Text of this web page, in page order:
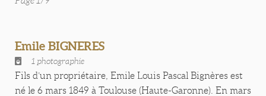
Emile BIGNERES
1 photographie
Fils d’un propriétaire, Emile Louis Pascal Bignères est
né le 6 mars 1849 à Toulouse (Haute-Garonne). En mars